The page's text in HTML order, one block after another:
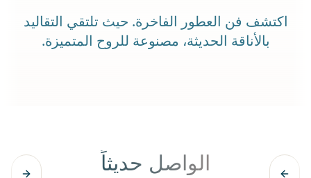
اكتشف فن العطور الفاخرة. حيث تلتقي التقاليد
بالأناقة الحديثة، مصنوعة للروح المتميزة.
الواصل حديثاً